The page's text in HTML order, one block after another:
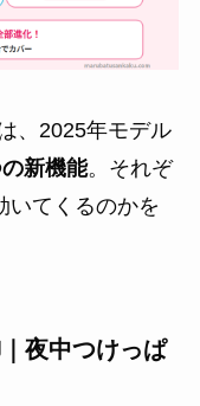
、2025年モデル
新機能。それぞ
いてくるのかを
夜中つけっぱ